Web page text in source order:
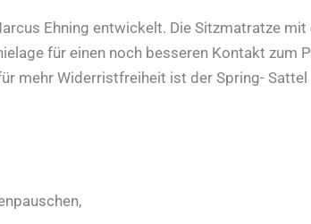
Ehning entwickelt. Die Sitzmatratze mit
für einen noch besseren Kontakt zum
mehr Widerristfreiheit ist der Spring-